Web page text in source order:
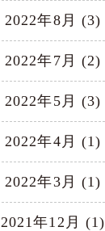
2022年8月 (3)
2022年7月 (2)
2022年5月 (3)
2022年4月 (1)
2022年3月 (1)
2021年12月 (1)